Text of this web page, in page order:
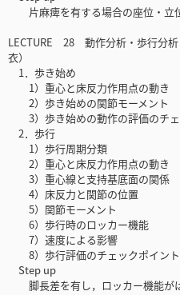
片麻痺を有する場合の座位・立
LECTURE 28 動作分析・歩行分
衣）
1．歩き始め
1）重心と床反力作用点の動き
2）歩き始めの関節モーメント
3）歩き始めの動作の評価のチェ
2．歩行
1）歩行周期分類
2）重心と床反力作用点の動き
3）重心線と支持基底面の関係
4）床反力と関節の位置
5）関節モーメント
6）歩行時のロッカー機能
7）速度による影響
8）歩行評価のチェックポイント
Step up
脚長差を有し，ロッカー機能が